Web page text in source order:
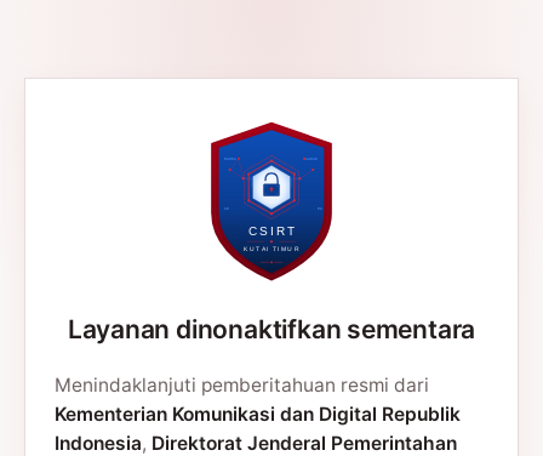
Layanan dinonaktifkan sementara
Menindaklanjuti pemberitahuan resmi dari
Kementerian Komunikasi dan Digital Republik
Indonesia, Direktorat Jenderal Pemerintahan